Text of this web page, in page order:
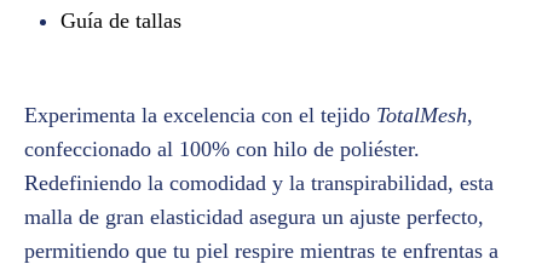
Guía de tallas
Experimenta la excelencia con el tejido TotalMesh,
confeccionado al 100% con hilo de poliéster.
Redefiniendo la comodidad y la transpirabilidad, esta
malla de gran elasticidad asegura un ajuste perfecto,
permitiendo que tu piel respire mientras te enfrentas a